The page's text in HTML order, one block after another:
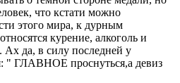
что кстати можно
этого мира, к дурным
курение, алкоголь и
Ах да, в силу последней у
" ГЛАВНОЕ проснуться,а девиз